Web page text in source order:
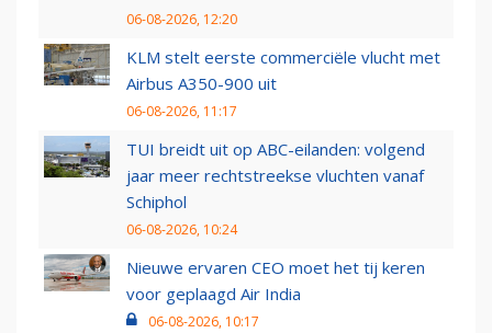
06-08-2026, 12:20
KLM stelt eerste commerciële vlucht met
Airbus A350-900 uit
06-08-2026, 11:17
TUI breidt uit op ABC-eilanden: volgend
jaar meer rechtstreekse vluchten vanaf
Schiphol
06-08-2026, 10:24
Nieuwe ervaren CEO moet het tij keren
voor geplaagd Air India
06-08-2026, 10:17